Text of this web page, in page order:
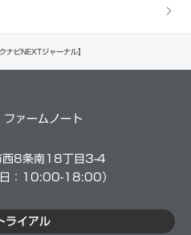
ナビNEXTジャーナル】
ファームノート
8条南18丁目3-4
：10:00-18:00）
ライアル